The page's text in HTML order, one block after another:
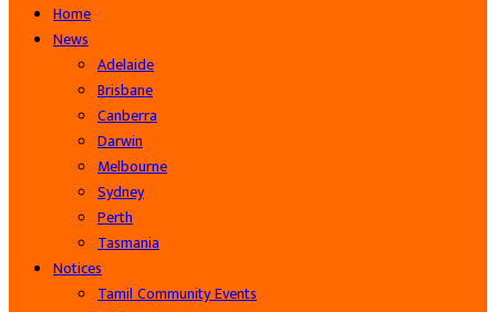
Home
News
Adelaide
Brisbane
Canberra
Darwin
Melbourne
Sydney
Perth
Tasmania
Notices
Tamil Community Events